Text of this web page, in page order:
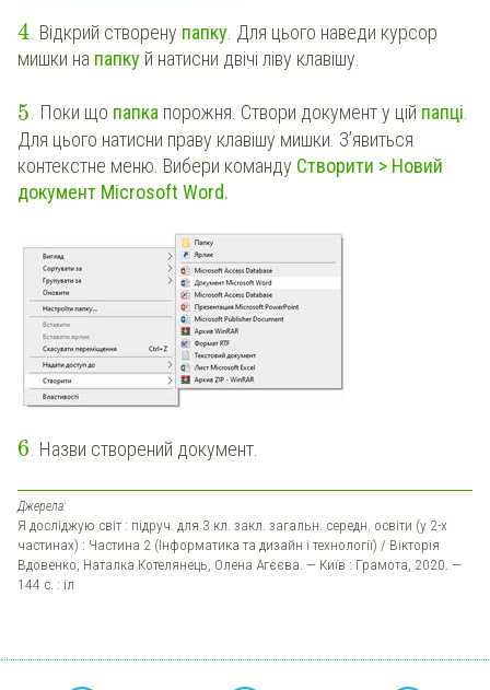
4 . Відкрий створену папку . Для цього наведи курсор
мишки на папку й натисни двічі ліву клавішу.
5. Поки що папкапорожня. Створи документ у цій папці.
Для цього натисни праву клавішу мишки. З’явиться
контекстне меню. Вибери команду Створити > Новий
документ Microsoft Word.
6 . Назви створений документ.
Джерела:
Я досліджую світ : підруч. для 3 кл. закл. загальн. середн. освіти (у 2-х
частинах) : Частина 2 (Інформатика та дизайн і технології) / Вікторія
Вдовенко, Наталка Котелянець, Олена Агєєва. — Київ : Грамота, 2020. —
144 с. : іл